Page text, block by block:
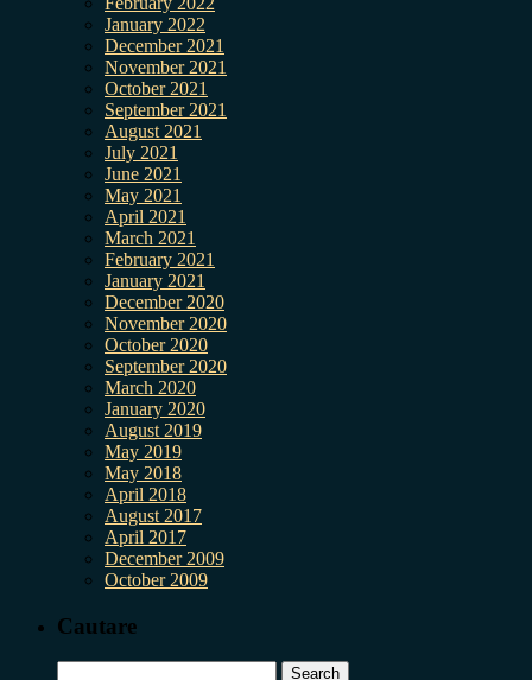
January 2022
December 2021
November 2021
October 2021
September 2021
August 2021
July 2021
June 2021
May 2021
April 2021
March 2021
February 2021
January 2021
December 2020
November 2020
October 2020
September 2020
March 2020
January 2020
August 2019
May 2019
May 2018
April 2018
August 2017
April 2017
December 2009
October 2009
Cautare